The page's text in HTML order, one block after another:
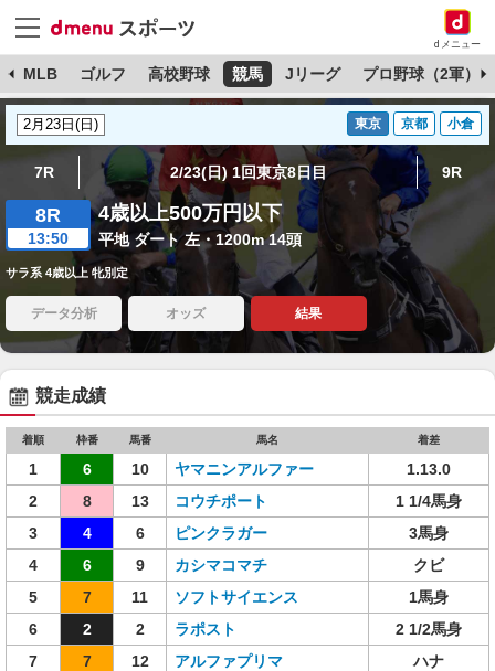
dメニュー
MLB ゴルフ 高校野球 競馬 Jリーグ プロ野球（2軍）
東京 京都 小倉
7R 2/23(日) 1回東京8日目 9R
8R
13:50
4歳以上500万円以下
平地 ダート 左・1200m 14頭
サラ系 4歳以上 牝別定
データ分析 オッズ 結果
競走成績
着順 枠番 馬番 馬名 着差
1 6 10 ヤマニンアルファー
1.13.0
2
8 13 コウチポート
1 1/4馬身
3
4 6 ピンクラガー
3馬身
4
6 9 カシマコマチ
クビ
5
7 11 ソフトサイエンス
1馬身
6
2 2 ラポスト
2 1/2馬身
7
7 12 アルファプリマ
ハナ